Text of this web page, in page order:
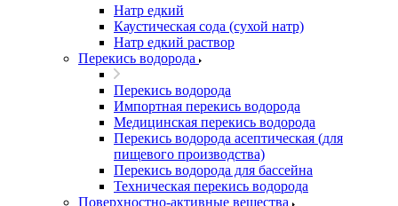
Натр едкий
Каустическая сода (сухой натр)
Натр едкий раствор
Перекись водорода
Перекись водорода
Импортная перекись водорода
Медицинская перекись водорода
Перекись водорода асептическая (для
пищевого производства)
Перекись водорода для бассейна
Техническая перекись водорода
Поверхностно-активные вещества